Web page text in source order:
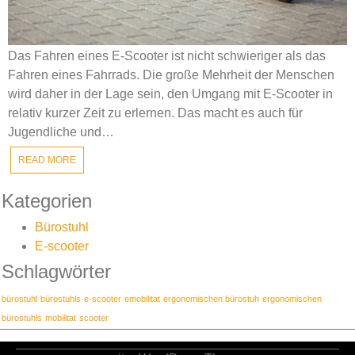
Das Fahren eines E-Scooter ist nicht schwieriger als das
Fahren eines Fahrrads. Die große Mehrheit der Menschen
wird daher in der Lage sein, den Umgang mit E-Scooter in
relativ kurzer Zeit zu erlernen. Das macht es auch für
Jugendliche und…
READ MORE
Kategorien
Bürostuhl
E-scooter
Schlagwörter
bürostuhl bürostuhls e-scooter emobilitat ergonomischen bürostuh ergonomischen
bürostuhls mobilitat scooter